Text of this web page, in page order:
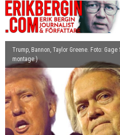
Trump, Bannon, Taylor Greene. Foto:
montage.)